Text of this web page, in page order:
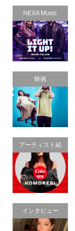
NEXA Music
映画
アーティスト紹
介
インタビュー